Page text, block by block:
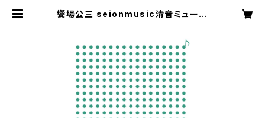
饗場公三 seionmusic清音ミュージ